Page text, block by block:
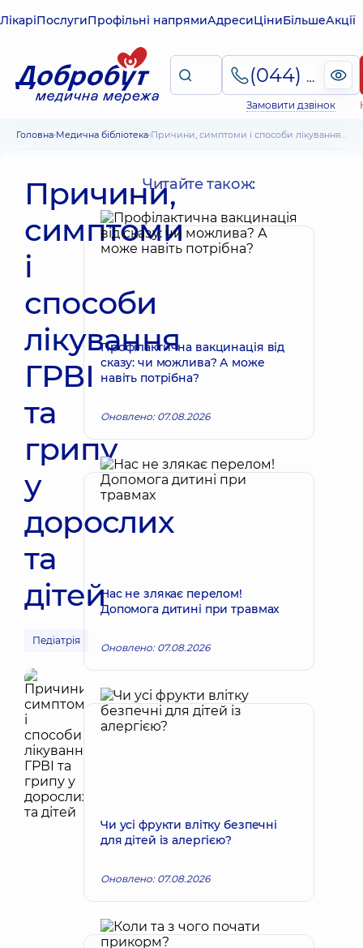
ЛікаріПослугиПрофільні напрямиАдресиЦіниБільшеАкції
(044) 495-2-888
Замовити дзвінок
Головна Медична бібліотека Причини, симптоми і способи лікування ГРВІ та грипу у дорослих та дітей
Причини,
симптоми
і
способи
лікування
ГРВІ
та
грипу
у
дорослих
та
дітей
Педіатрія
Читайте також:
Профілактична вакцинація від
сказу: чи можлива? А може
навіть потрібна?
Оновлено: 07.08.2026
Нас не злякає перелом!
Допомога дитині при травмах
Оновлено: 07.08.2026
Чи усі фрукти влітку безпечні
для дітей із алергією?
Оновлено: 07.08.2026